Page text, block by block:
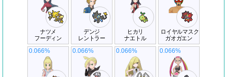
ナツメ
フーディン
デンジ
レントラー
ヒカリ
ナエトル
ロイヤルマスク
ガオガエン
0.066% 0.066% 0.066% 0.066%